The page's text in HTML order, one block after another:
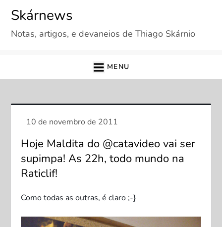
content
Skárnews
Notas, artigos, e devaneios de Thiago Skárnio
MENU
Hoje Maldita do @catavideo vai ser
supimpa! As 22h, todo mundo na
Raticlif!
Como todas as outras, é claro ;-}